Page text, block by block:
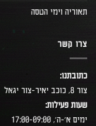
תאוריה וימי הטסה
צרו קשר
כתובתנו:
צור 8, כוכב יאיר-צור יגאל
שעות פעילות:
ימים א׳-ה׳, 17:00-09:00